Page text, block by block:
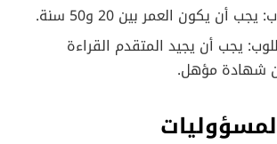
أن يكون العمر بين 20 و50 سنة.
يجب أن يجيد المتقدم القراءة
شهادة مؤهل.